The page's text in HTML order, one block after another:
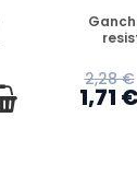
2,28 €
1,71 €